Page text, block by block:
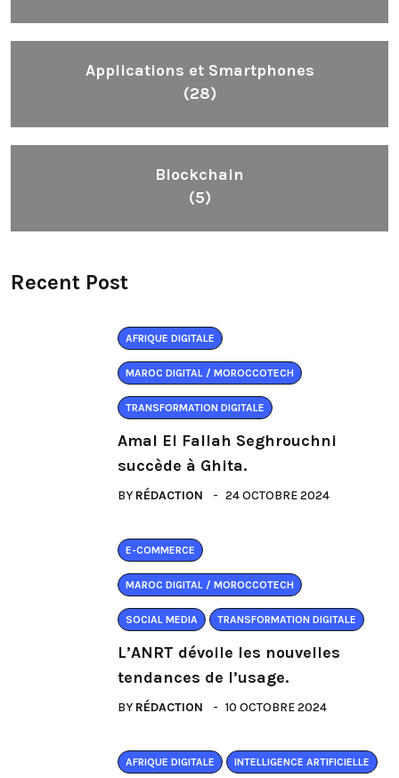
Applications et Smartphones
(28)
Blockchain
(5)
Recent Post
AFRIQUE DIGITALE
MAROC DIGITAL / MOROCCOTECH
TRANSFORMATION DIGITALE
Amal El Fallah Seghrouchni
succède à Ghita.
BY RÉDACTION 24 OCTOBRE 2024
E-COMMERCE
MAROC DIGITAL / MOROCCOTECH
SOCIAL MEDIA TRANSFORMATION DIGITALE
L’ANRT dévoile les nouvelles
tendances de l’usage.
BY RÉDACTION 10 OCTOBRE 2024
AFRIQUE DIGITALE INTELLIGENCE ARTIFICIELLE